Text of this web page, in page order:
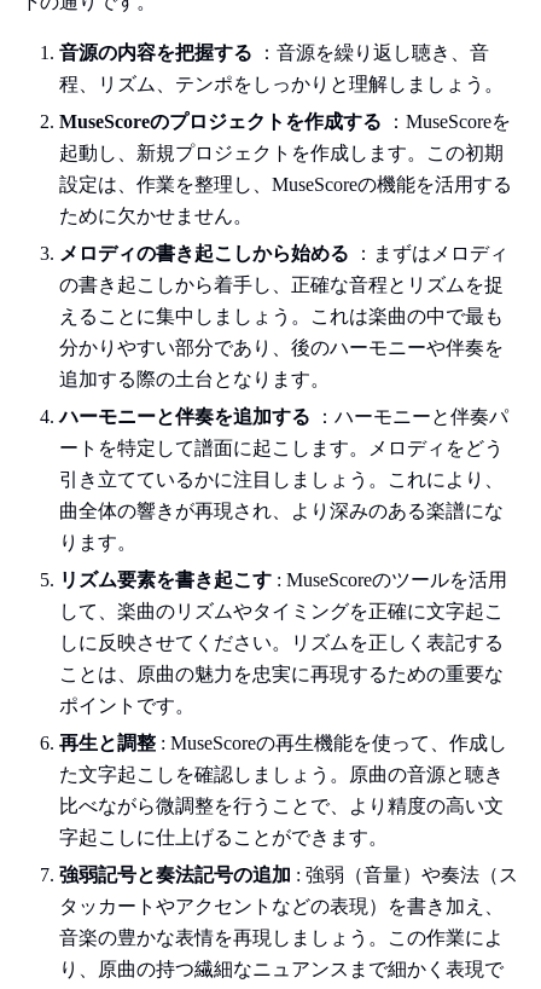
音源の内容を把握する ：音源を繰り返し聴き、音
程、リズム、テンポをしっかりと理解しましょう。
MuseScoreのプロジェクトを作成する ：MuseScoreを
起動し、新規プロジェクトを作成します。この初期
設定は、作業を整理し、MuseScoreの機能を活用する
ために欠かせません。
メロディの書き起こしから始める ：まずはメロディ
の書き起こしから着手し、正確な音程とリズムを捉
えることに集中しましょう。これは楽曲の中で最も
分かりやすい部分であり、後のハーモニーや伴奏を
追加する際の土台となります。
ハーモニーと伴奏を追加する ：ハーモニーと伴奏パ
ートを特定して譜面に起こします。メロディをどう
引き立てているかに注目しましょう。これにより、
曲全体の響きが再現され、より深みのある楽譜にな
ります。
リズム要素を書き起こす : MuseScoreのツールを活用
して、楽曲のリズムやタイミングを正確に文字起こ
しに反映させてください。リズムを正しく表記する
ことは、原曲の魅力を忠実に再現するための重要な
ポイントです。
再生と調整 : MuseScoreの再生機能を使って、作成し
た文字起こしを確認しましょう。原曲の音源と聴き
比べながら微調整を行うことで、より精度の高い文
字起こしに仕上げることができます。
強弱記号と奏法記号の追加 : 強弱（音量）や奏法（ス
タッカートやアクセントなどの表現）を書き加え、
音楽の豊かな表情を再現しましょう。この作業によ
り、原曲の持つ繊細なニュアンスまで細かく表現で